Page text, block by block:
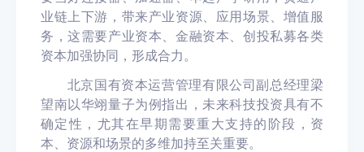
业链上下游，带来产业资源、应用场景、增值服
务，这需要产业资本、金融资本、创投私募各类
资本加强协同，形成合力。
北京国有资本运营管理有限公司副总经理梁
望南以华翊量子为例指出，未来科技投资具有不
确定性，尤其在早期需要重大支持的阶段，资
本、资源和场景的多维加持至关重要。